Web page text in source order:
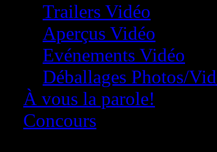
Trailers Vidéo
Aperçus Vidéo
Evénements Vidéo
Déballages Photos/
À vous la parole!
Concours